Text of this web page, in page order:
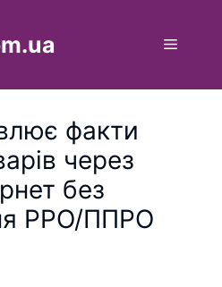
Меню
факти
через
без
РРО/ППРО